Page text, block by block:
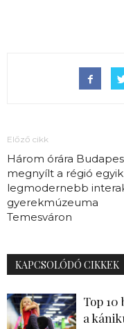
Előző cikk
Három órára
megnyílt a régió egyik
legmodernebb
gyerekmúzeuma
Temesváron
KAPCSOLÓDÓ CIKKEK
Top
a